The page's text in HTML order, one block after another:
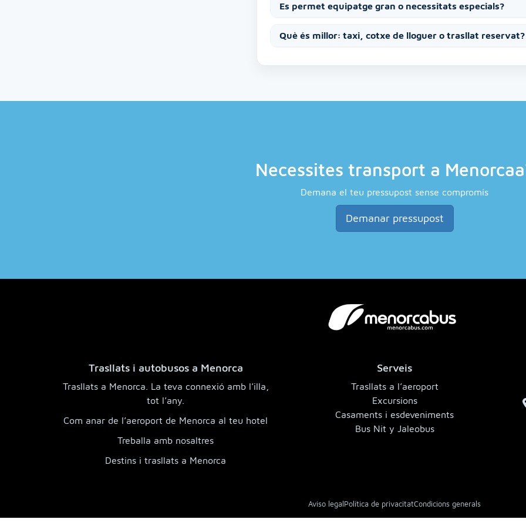
Es permet equipatge gran o necessitats especials?
Què és millor: taxi, cotxe de lloguer o trasllat reservat?
Necessites transport a
Demana el teu pressupost sense compromís
Demanar pressupost
Trasllats i autobusos a Menorca
Trasllats a Menorca. La teva connexió amb l’illa,
tot l’any.
Com anar de l’aeroport de Menorca al teu hotel
Treballa amb nosaltres
Destins i trasllats a Menorca
Serveis
Trasllats a l’aeroport
Excursions
Casaments i esdeveniments
Bus Nit y Jaleobus
Aviso legal Política de privacitatCondicions generals